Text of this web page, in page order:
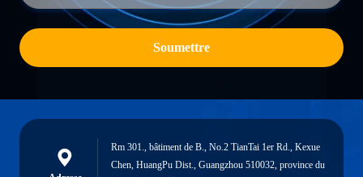
Soumettre
Rm 301., bâtiment de B., No.2 TianTai 1er Rd., Kexue
Chen, HuangPu Dist., Guangzhou 510032, province du